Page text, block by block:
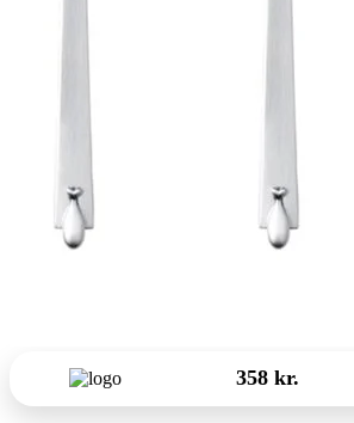
358 kr.